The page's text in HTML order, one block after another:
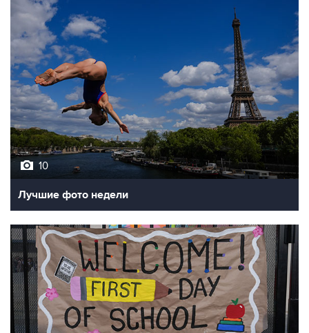
10
Лучшие фото недели